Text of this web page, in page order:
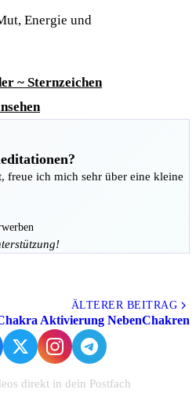
Energie und
~ Sternzeichen
freue ich mich sehr über eine kleine
ÄLTERER BEITRAG
Aktivierung NebenChakren
direkt in dein Postfach